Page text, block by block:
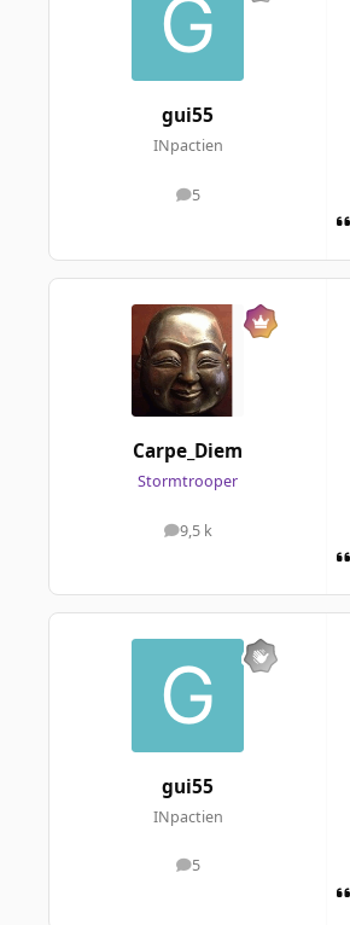
gui55
INpactien
5
messages
Carpe_Diem
Stormtrooper
9,5 k
messages
gui55
INpactien
5
messages